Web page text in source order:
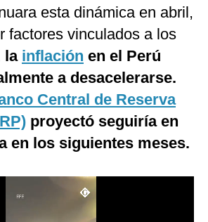
esta dinámica en abril,
factores vinculados a los
la inflación en el Perú
a desacelerarse.
Central de Reserva
proyectó seguiría en
en los siguientes meses.